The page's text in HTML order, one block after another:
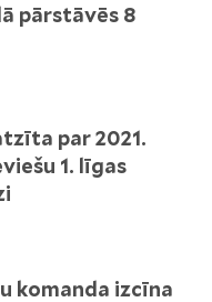
pārstāvēs 8
par 2021.
1. līgas
komanda izcīna